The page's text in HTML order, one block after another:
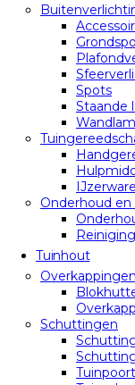
Spots
Staande
Onderhoud
Tuinhout
Overkappingen
Schuttingen